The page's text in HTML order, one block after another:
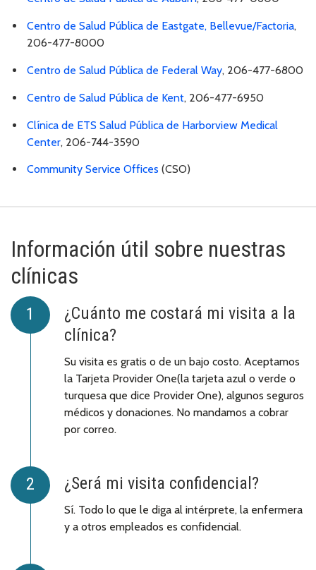
Centro de Salud Pública de Eastgate, Bellevue/Factoria,
206-477-8000
Centro de Salud Pública de Federal Way, 206-477-6800
Centro de Salud Pública de Kent, 206-477-6950
Clínica de ETS Salud Pública de Harborview Medical
Center, 206-744-3590
Community Service Offices (CSO)
Información útil sobre nuestras
clínicas
¿Cuánto me costará mi visita a la
clínica?
Su visita es gratis o de un bajo costo. Aceptamos
la Tarjeta Provider One(la tarjeta azul o verde o
turquesa que dice Provider One), algunos seguros
médicos y donaciones. No mandamos a cobrar
por correo.
¿Será mi visita confidencial?
Sí. Todo lo que le diga al intérprete, la enfermera
y a otros empleados es confidencial.